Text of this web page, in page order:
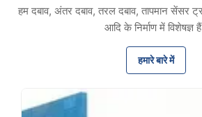
हम दबाव, अंतर दबाव, तरल दबाव, तापमान सेंसर
आदि के निर्माण में विशेषज्ञ
हमारे बारे में